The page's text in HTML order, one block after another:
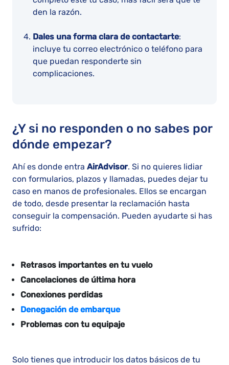
den la razón.
Dales una forma clara de contactarte:
incluye tu correo electrónico o teléfono para
que puedan responderte sin
complicaciones.
¿Y si no responden o no sabes por
dónde empezar?
Ahí es donde entra AirAdvisor. Si no quieres lidiar
con formularios, plazos y llamadas, puedes dejar tu
caso en manos de profesionales. Ellos se encargan
de todo, desde presentar la reclamación hasta
conseguir la compensación. Pueden ayudarte si has
sufrido:
Retrasos importantes en tu vuelo
Cancelaciones de última hora
Conexiones perdidas
Denegación de embarque
Problemas con tu equipaje
Solo tienes que introducir los datos básicos de tu